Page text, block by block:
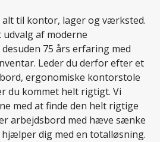
alt til kontor, lager og værksted.
af moderne
75 års erfaring med
Leder du derfor efter et
ergonomiske kontorstole
du kommet helt rigtigt. Vi
med at finde den helt rigtige
arbejdsbord med hæve sænke
dig med en totalløsning.